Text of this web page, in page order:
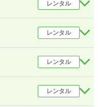
レンタル
レンタル
レンタル
レンタル